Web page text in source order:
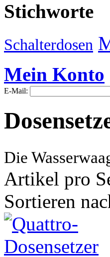
Stichworte
Schalterdosen
Mein Konto
E-Mail:
Die
Artikel pro
Sortieren